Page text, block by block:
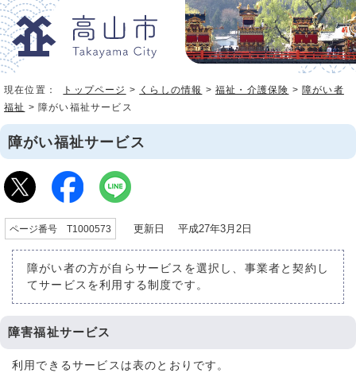
現在位置： トップページ > くらしの情報 >福祉・介護保険 > 障がい者
福祉 > 障がい福祉サービス
障がい福祉サービス
ページ番号 T1000573 更新日 平成27年3月2日
障がい者の方が自らサービスを選択し、事業者と契約し
てサービスを利用する制度です。
障害福祉サービス
利用できるサービスは表のとおりです。